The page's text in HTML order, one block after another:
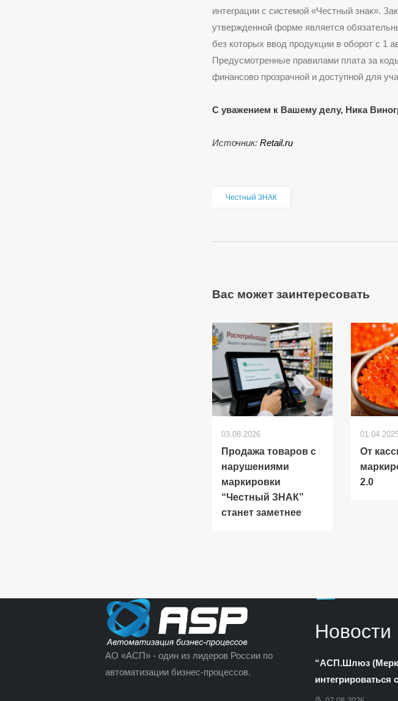
интеграции с системой «Честный знак».
утвержденной форме является
без которых ввод продукции в оборот с 1
Предусмотренные правилами плата за
финансово прозрачной и доступной для
С уважением к Вашему делу, Ника
Источник: Retail.ru
Честный ЗНАК
Вас может заинтересовать
03.08.2026
Продажа товаров с
нарушениями
маркировки
“Честный ЗНАК”
станет заметнее
От
2.0
АО «АСП» - один из лидеров России по
автоматизации бизнес-процессов.
Новости
“АСП.Шлюз